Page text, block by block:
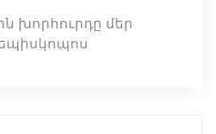
խորհուրդը մեր